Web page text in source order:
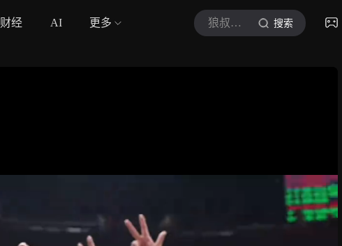
财经 AI 更多 狼叔评论 搜索